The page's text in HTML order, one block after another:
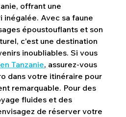
offrant une
inégalée. Avec sa faune
époustouflants et son
c'est une destination
inoubliables. Si vous
Tanzanie, assurez-vous
dans votre itinéraire pour
remarquable. Pour des
fluides et des
de réserver votre